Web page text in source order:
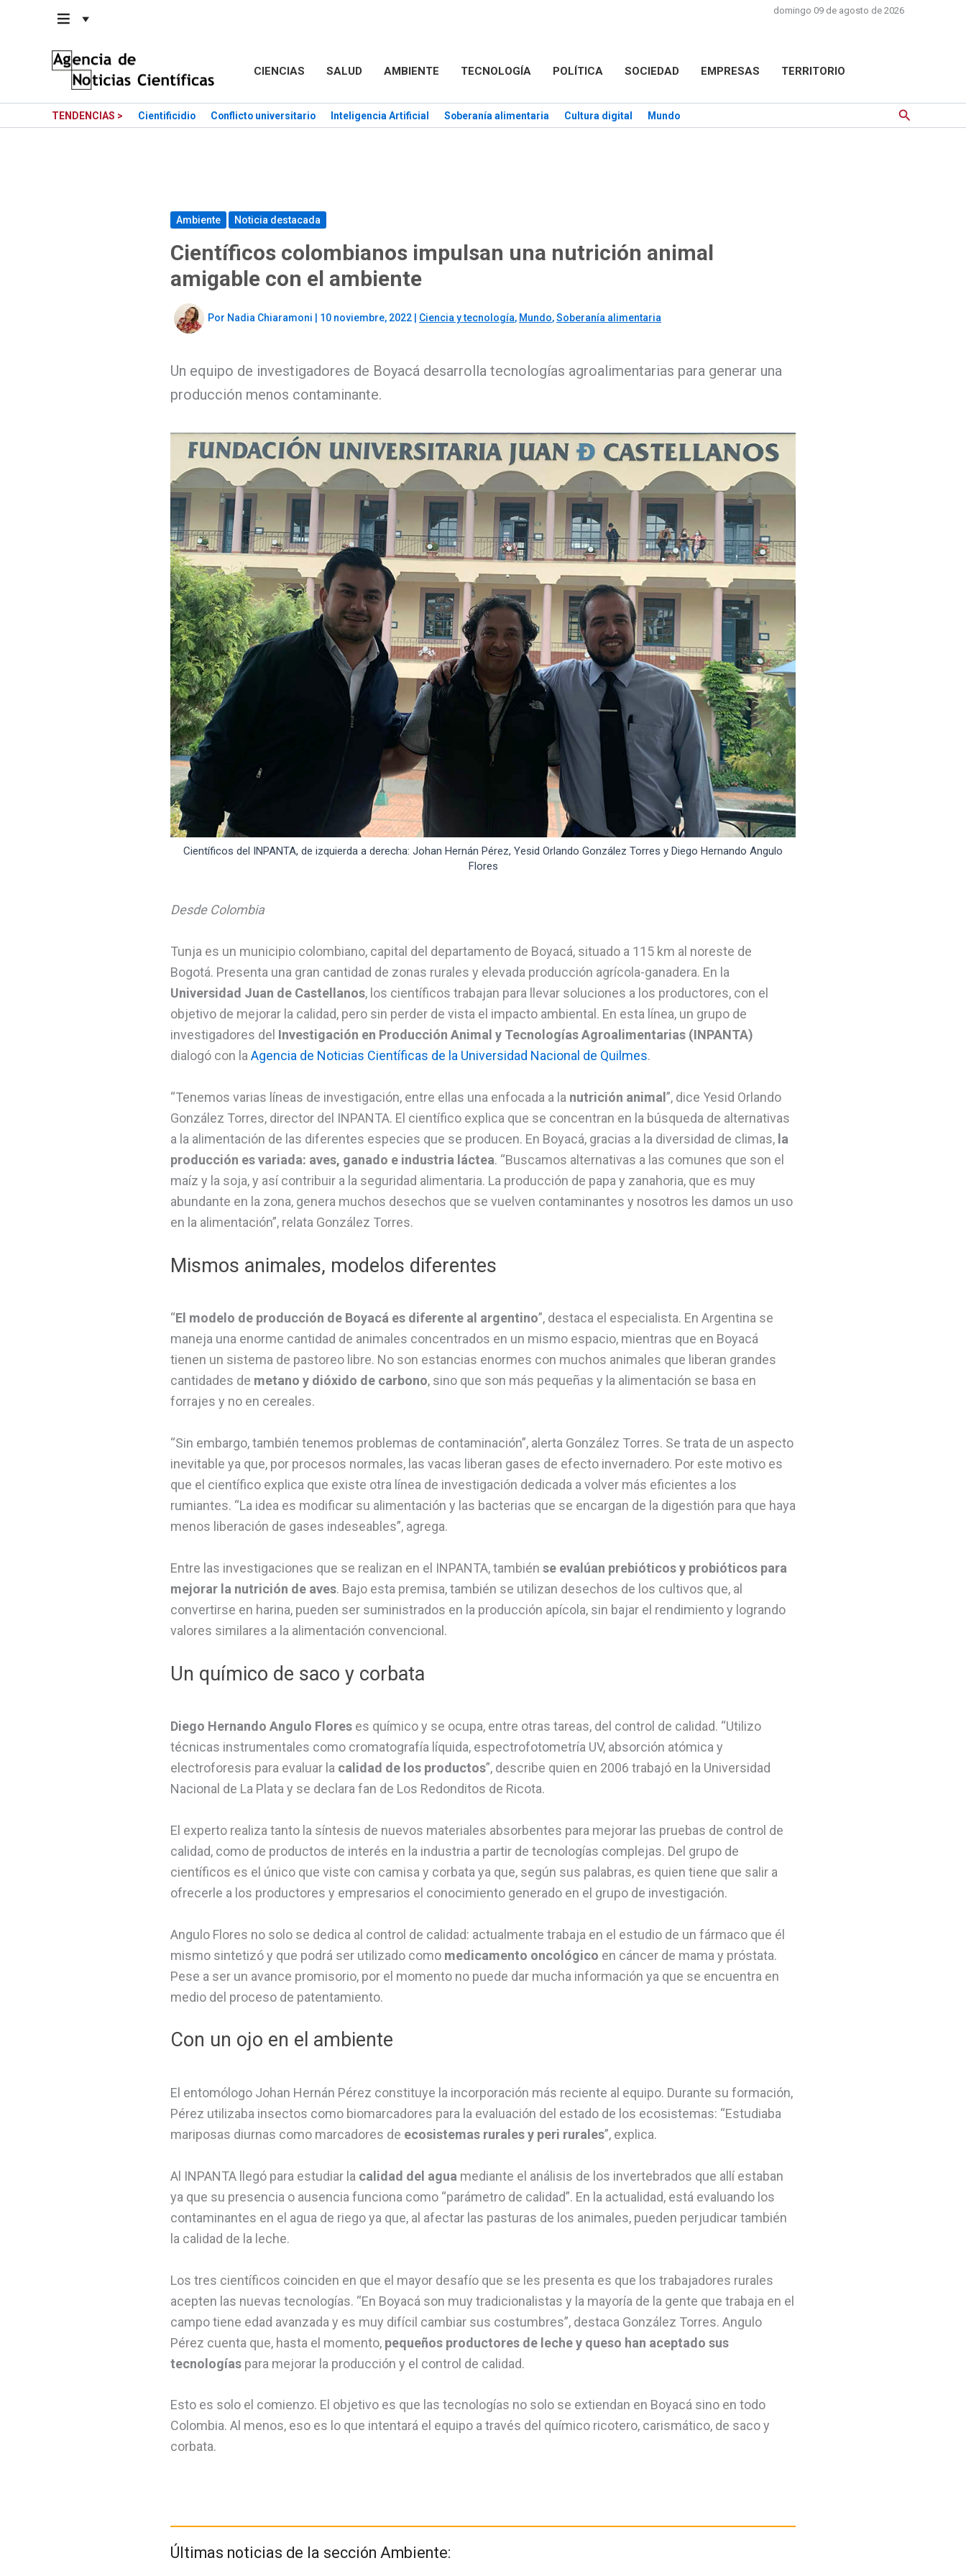
contenido
domingo 09 de agosto de 2026
CIENCIAS SALUD AMBIENTE TECNOLOGÍA POLÍTICA SOCIEDAD EMPRESAS TERRITORIO
TENDENCIAS > Cientificidio Conflicto universitario Inteligencia Artificial Soberanía alimentaria Cultura digital Mundo Buscar
Ambiente Noticia destacada
Científicos colombianos impulsan una nutrición animal
amigable con el ambiente
Por Nadia Chiaramoni 10 noviembre, 2022 Ciencia y tecnología, Mundo,Soberanía alimentaria
Un equipo de investigadores de Boyacá desarrolla tecnologías agroalimentarias para generar una
producción menos contaminante.
Científicos del INPANTA, de izquierda a derecha: Johan Hernán Pérez, Yesid Orlando González Torres y Diego Hernando Angulo
Flores
Desde Colombia
Tunja es un municipio colombiano, capital del departamento de Boyacá, situado a 115 km al noreste de
Bogotá. Presenta una gran cantidad de zonas rurales y elevada producción agrícola-ganadera. En la
Universidad Juan de Castellanos, los científicos trabajan para llevar soluciones a los productores, con el
objetivo de mejorar la calidad, pero sin perder de vista el impacto ambiental. En esta línea, un grupo de
investigadores del Investigación en Producción Animal y Tecnologías Agroalimentarias (INPANTA)
dialogó con la Agencia de Noticias Científicas de la Universidad Nacional de Quilmes.
“Tenemos varias líneas de investigación, entre ellas una enfocada a la nutrición animal”, dice Yesid Orlando
González Torres, director del INPANTA. El científico explica que se concentran en la búsqueda de alternativas
a la alimentación de las diferentes especies que se producen. En Boyacá, gracias a la diversidad de climas, la
producción es variada: aves, ganado e industria láctea. “Buscamos alternativas a las comunes que son el
maíz y la soja, y así contribuir a la seguridad alimentaria. La producción de papa y zanahoria, que es muy
abundante en la zona, genera muchos desechos que se vuelven contaminantes y nosotros les damos un uso
en la alimentación”, relata González Torres.
Mismos animales, modelos diferentes
“El modelo de producción de Boyacá es diferente al argentino”, destaca el especialista. En Argentina se
maneja una enorme cantidad de animales concentrados en un mismo espacio, mientras que en Boyacá
tienen un sistema de pastoreo libre. No son estancias enormes con muchos animales que liberan grandes
cantidades de metano y dióxido de carbono, sino que son más pequeñas y la alimentación se basa en
forrajes y no en cereales.
“Sin embargo, también tenemos problemas de contaminación”, alerta González Torres. Se trata de un aspecto
inevitable ya que, por procesos normales, las vacas liberan gases de efecto invernadero. Por este motivo es
que el científico explica que existe otra línea de investigación dedicada a volver más eficientes a los
rumiantes. “La idea es modificar su alimentación y las bacterias que se encargan de la digestión para que haya
menos liberación de gases indeseables”, agrega.
Entre las investigaciones que se realizan en el INPANTA, también se evalúan prebióticos y probióticos para
mejorar la nutrición de aves. Bajo esta premisa, también se utilizan desechos de los cultivos que, al
convertirse en harina, pueden ser suministrados en la producción apícola, sin bajar el rendimiento y logrando
valores similares a la alimentación convencional.
Un químico de saco y corbata
Diego Hernando Angulo Flores es químico y se ocupa, entre otras tareas, del control de calidad. “Utilizo
técnicas instrumentales como cromatografía líquida, espectrofotometría UV, absorción atómica y
electroforesis para evaluar la calidad de los productos”, describe quien en 2006 trabajó en la Universidad
Nacional de La Plata y se declara fan de Los Redonditos de Ricota.
El experto realiza tanto la síntesis de nuevos materiales absorbentes para mejorar las pruebas de control de
calidad, como de productos de interés en la industria a partir de tecnologías complejas. Del grupo de
científicos es el único que viste con camisa y corbata ya que, según sus palabras, es quien tiene que salir a
ofrecerle a los productores y empresarios el conocimiento generado en el grupo de investigación.
Angulo Flores no solo se dedica al control de calidad: actualmente trabaja en el estudio de un fármaco que él
mismo sintetizó y que podrá ser utilizado como medicamento oncológico en cáncer de mama y próstata.
Pese a ser un avance promisorio, por el momento no puede dar mucha información ya que se encuentra en
medio del proceso de patentamiento.
Con un ojo en el ambiente
El entomólogo Johan Hernán Pérez constituye la incorporación más reciente al equipo. Durante su formación,
Pérez utilizaba insectos como biomarcadores para la evaluación del estado de los ecosistemas: “Estudiaba
mariposas diurnas como marcadores de ecosistemas rurales y peri rurales”, explica.
Al INPANTA llegó para estudiar la calidad del agua mediante el análisis de los invertebrados que allí estaban
ya que su presencia o ausencia funciona como “parámetro de calidad”. En la actualidad, está evaluando los
contaminantes en el agua de riego ya que, al afectar las pasturas de los animales, pueden perjudicar también
la calidad de la leche.
Los tres científicos coinciden en que el mayor desafío que se les presenta es que los trabajadores rurales
acepten las nuevas tecnologías. “En Boyacá son muy tradicionalistas y la mayoría de la gente que trabaja en el
campo tiene edad avanzada y es muy difícil cambiar sus costumbres”, destaca González Torres. Angulo
Pérez cuenta que, hasta el momento, pequeños productores de leche y queso han aceptado sus
tecnologías para mejorar la producción y el control de calidad.
Esto es solo el comienzo. El objetivo es que las tecnologías no solo se extiendan en Boyacá sino en todo
Colombia. Al menos, eso es lo que intentará el equipo a través del químico ricotero, carismático, de saco y
corbata.
Últimas noticias de la sección Ambiente: